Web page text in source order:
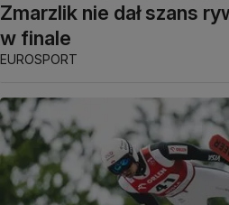
Zmarzlik nie dał szans
w finale
EUROSPORT